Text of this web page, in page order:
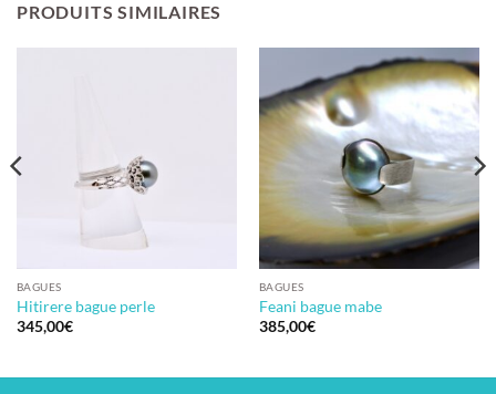
PRODUITS SIMILAIRES
BAGUES
Hitirere bague perle
345,00€
BAGUES
Feani bague mabe
385,00€